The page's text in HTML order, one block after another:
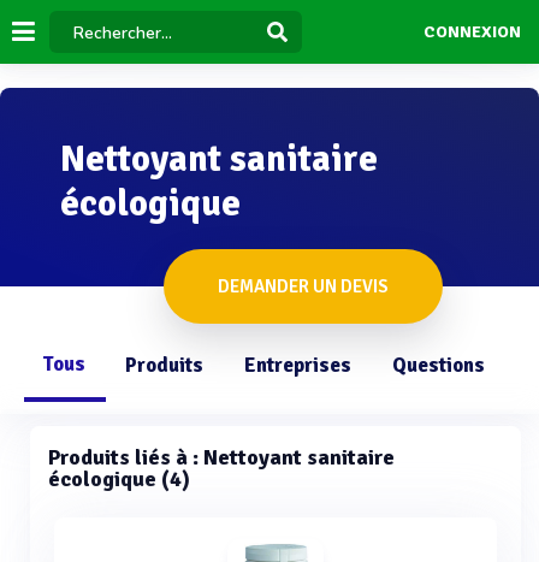
CONNEXION
Nettoyant sanitaire
écologique
DEMANDER UN DEVIS
Tous Produits Entreprises Questions
Produits liés à : Nettoyant sanitaire
écologique (4)